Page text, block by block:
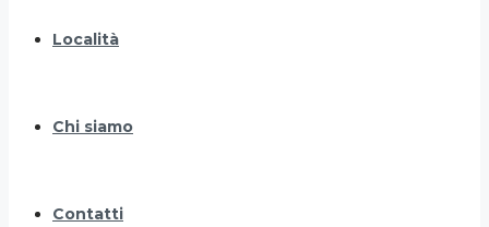
Località
Chi siamo
Contatti